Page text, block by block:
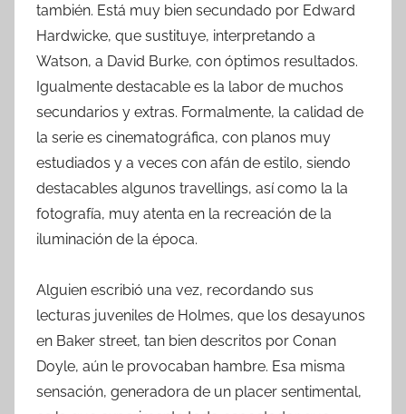
también. Está muy bien secundado por Edward
Hardwicke, que sustituye, interpretando a
Watson, a David Burke, con óptimos resultados.
Igualmente destacable es la labor de muchos
secundarios y extras. Formalmente, la calidad de
la serie es cinematográfica, con planos muy
estudiados y a veces con afán de estilo, siendo
destacables algunos travellings, así como la la
fotografía, muy atenta en la recreación de la
iluminación de la época.
Alguien escribió una vez, recordando sus
lecturas juveniles de Holmes, que los desayunos
en Baker street, tan bien descritos por Conan
Doyle, aún le provocaban hambre. Esa misma
sensación, generadora de un placer sentimental,